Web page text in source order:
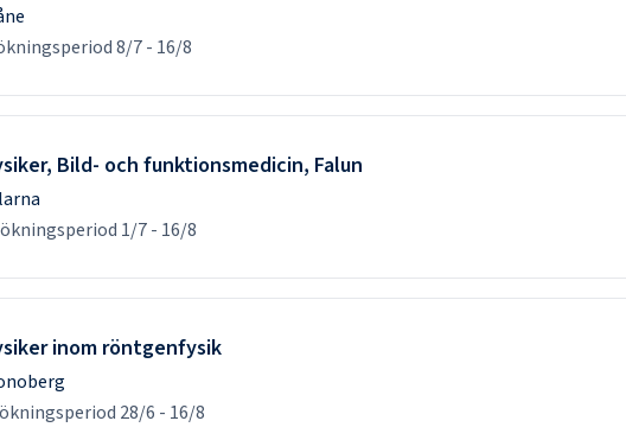
8/7- 16/8
Bild- och funktionsmedicin, Falun
1/7- 16/8
inom röntgenfysik
28/6 - 16/8